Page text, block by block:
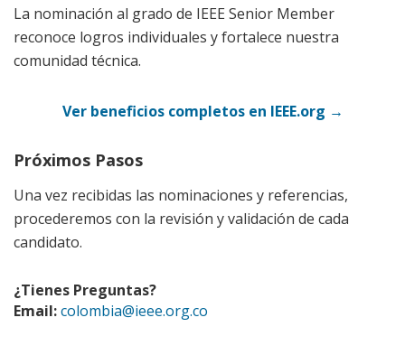
La nominación al grado de IEEE Senior Member
reconoce logros individuales y fortalece nuestra
comunidad técnica.
Ver beneficios completos en IEEE.org →
Próximos Pasos
Una vez recibidas las nominaciones y referencias,
procederemos con la revisión y validación de cada
candidato.
¿Tienes Preguntas?
Email:colombia@ieee.org.co